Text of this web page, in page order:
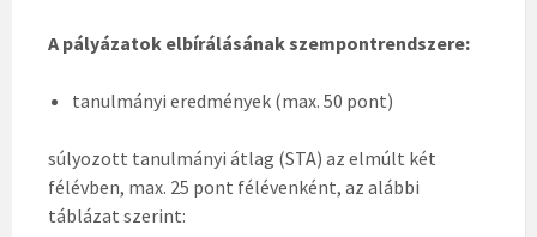
A pályázatok elbírálásának szempontrendszere:
tanulmányi eredmények (max. 50 pont)
súlyozott tanulmányi átlag (STA) az elmúlt két
félévben, max. 25 pont félévenként, az alábbi
táblázat szerint: